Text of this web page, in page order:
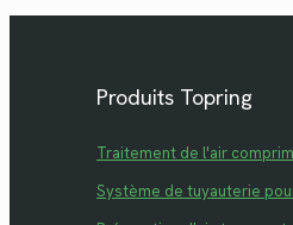
Produits Topring
Traitement de l'air
Système de tuyauterie